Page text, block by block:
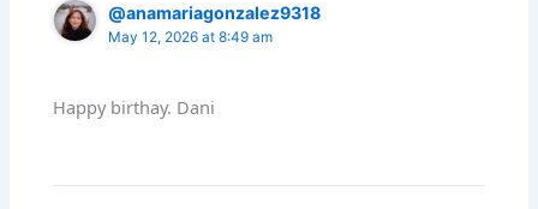
@anamariagonzalez9318
May 12, 2026 at 8:49 am
Happy birthay. Dani